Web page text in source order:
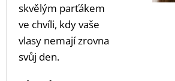
skvělým parťákem
ve chvíli, kdy vaše
vlasy nemají zrovna
svůj den.